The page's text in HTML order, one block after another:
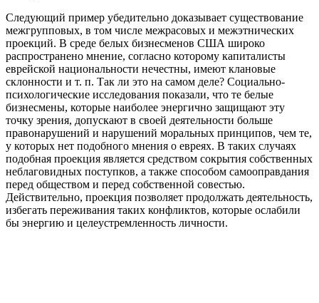
Следующий пример убедительно доказывает существование
межгрупповых, в том числе межрасовых и межэтнических
проекций. В среде белых бизнесменов США широко
распространено мнение, согласно которому капиталисты
еврейской национальности нечестны, имеют клановые
склонности и т. п. Так ли это на самом деле? Социально-
психологические исследования показали, что те белые
бизнесмены, которые наиболее энергично защищают эту
точку зрения, допускают в своей деятельности больше
правонарушений и нарушений моральных принципов, чем те,
у которых нет подобного мнения о евреях. В таких случаях
подобная проекция является средством сокрытия собственных
неблаговидных поступков, а также способом самооправдания
перед обществом и перед собственной совестью.
Действительно, проекция позволяет продолжать деятельность,
избегать переживания таких конфликтов, которые ослабили
бы энергию и целеустремленность личности.